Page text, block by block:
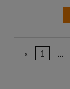
« 1 ...